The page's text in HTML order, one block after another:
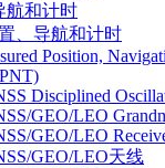
航和计时
、导航和计时
Position,
Disciplined
GEO/LEO
GEO/LEO
GEO/LEO天线